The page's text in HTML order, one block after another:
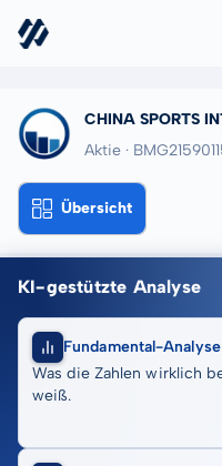
CHINA SPORTS
Aktie ·
Übersicht
KI-gestützte Analyse
Fundamental-Analyse
Was die Zahlen wirklich
weiß.